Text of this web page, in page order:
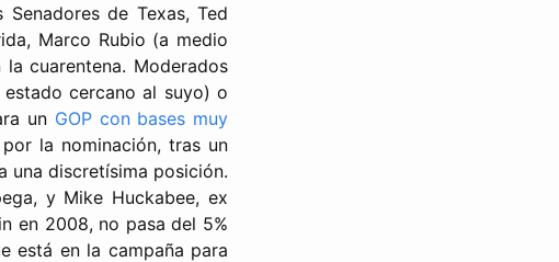
de Texas, Ted
Marco Rubio (a medio
cuarentena. Moderados
estado cercano al suyo) o
un GOP con bases muy
la nominación, tras un
una discretísima posición.
y Mike Huckabee, ex
en 2008, no pasa del 5%
está en la campaña para